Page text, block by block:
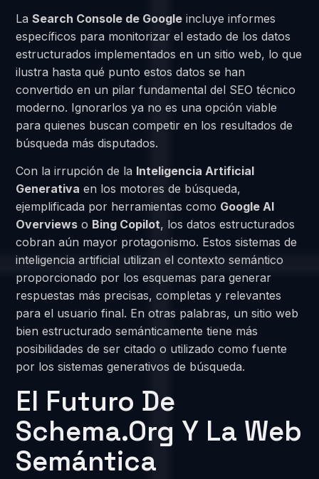
LaSearch Console de Google incluye informes
específicos para monitorizar el estado de los datos
estructurados implementados en un sitio web, lo que
ilustra hasta qué punto estos datos se han
convertido en un pilar fundamental del SEO técnico
moderno. Ignorarlos ya no es una opción viable
para quienes buscan competir en los resultados de
búsqueda más disputados.
Con la irrupción de la Inteligencia Artificial
Generativa en los motores de búsqueda,
ejemplificada por herramientas como Google AI
Overviews o Bing Copilot, los datos estructurados
cobran aún mayor protagonismo. Estos sistemas de
inteligencia artificial utilizan el contexto semántico
proporcionado por los esquemas para generar
respuestas más precisas, completas y relevantes
para el usuario final. En otras palabras, un sitio web
bien estructurado semánticamente tiene más
posibilidades de ser citado o utilizado como fuente
por los sistemas generativos de búsqueda.
El Futuro De
Schema.org Y La Web
Semántica